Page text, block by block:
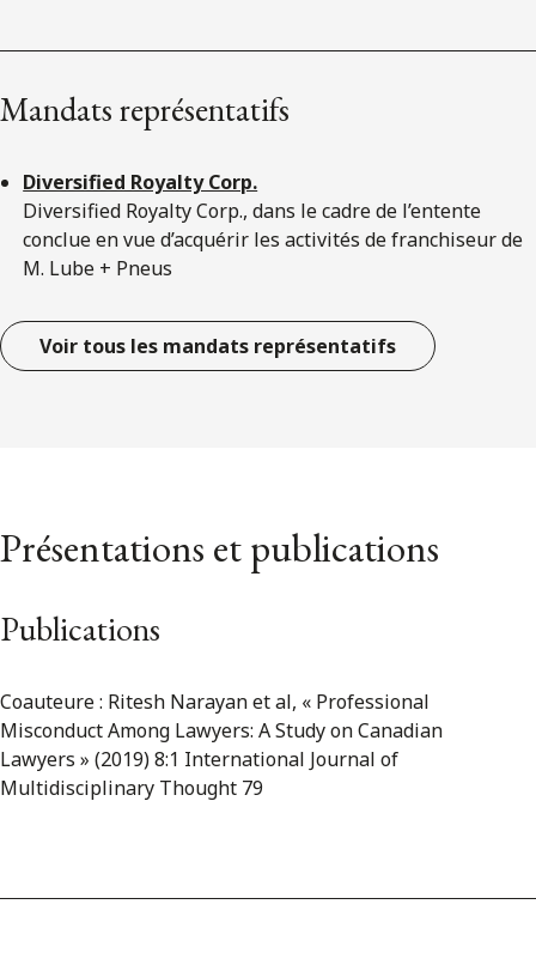
Mandats représentatifs
Diversified Royalty Corp.
Diversified Royalty Corp., dans le cadre de l’entente
conclue en vue d’acquérir les activités de franchiseur de
M. Lube + Pneus
Voir tous les mandats représentatifs
Présentations et publications
Publications
Coauteure : Ritesh Narayan et al, « Professional
Misconduct Among Lawyers: A Study on Canadian
Lawyers » (2019) 8:1 International Journal of
Multidisciplinary Thought 79